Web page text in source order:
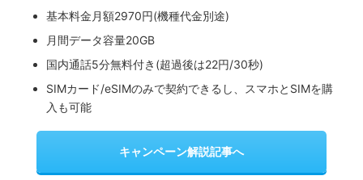
基本料金月額2970円(機種代金別途)
月間データ容量20GB
国内通話5分無料付き(超過後は22円/30秒)
SIMカード/eSIMのみで契約できるし、スマホとSIMを購
入も可能
キャンペーン解説記事へ